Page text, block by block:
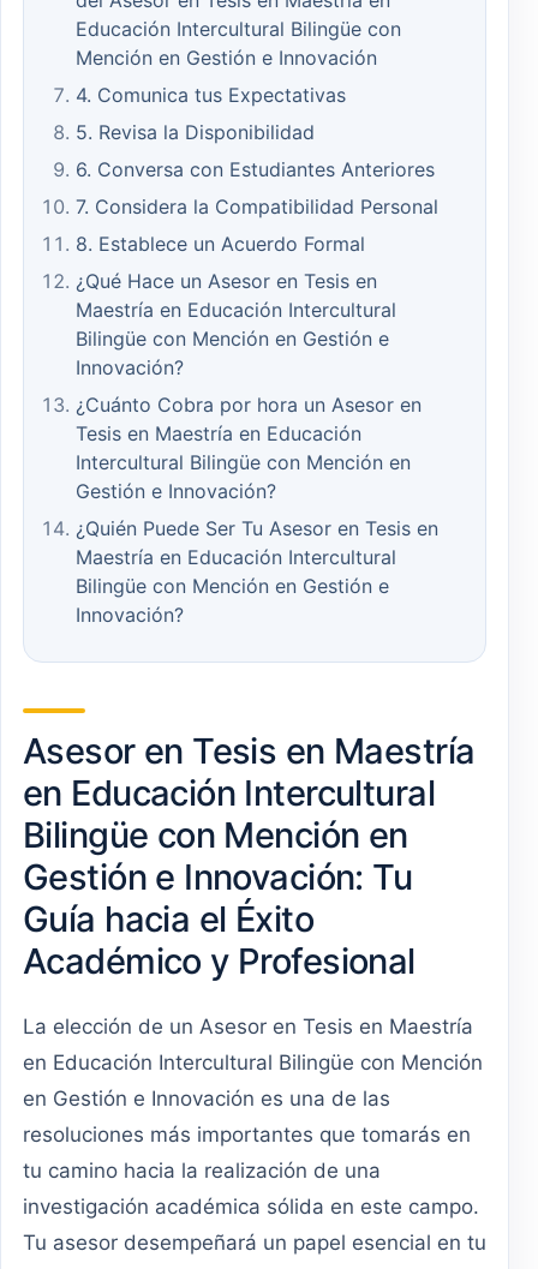
Educación Intercultural Bilingüe con
Mención en Gestión e Innovación
4. Comunica tus Expectativas
5. Revisa la Disponibilidad
6. Conversa con Estudiantes Anteriores
7. Considera la Compatibilidad Personal
8. Establece un Acuerdo Formal
¿Qué Hace un Asesor en Tesis en
Maestría en Educación Intercultural
Bilingüe con Mención en Gestión e
Innovación?
¿Cuánto Cobra por hora un Asesor en
Tesis en Maestría en Educación
Intercultural Bilingüe con Mención en
Gestión e Innovación?
¿Quién Puede Ser Tu Asesor en Tesis en
Maestría en Educación Intercultural
Bilingüe con Mención en Gestión e
Innovación?
Asesor en Tesis en Maestría
en Educación Intercultural
Bilingüe con Mención en
Gestión e Innovación: Tu
Guía hacia el Éxito
Académico y Profesional
La elección de un Asesor en Tesis en Maestría
en Educación Intercultural Bilingüe con Mención
en Gestión e Innovación es una de las
resoluciones más importantes que tomarás en
tu camino hacia la realización de una
investigación académica sólida en este campo.
Tu asesor desempeñará un papel esencial en tu